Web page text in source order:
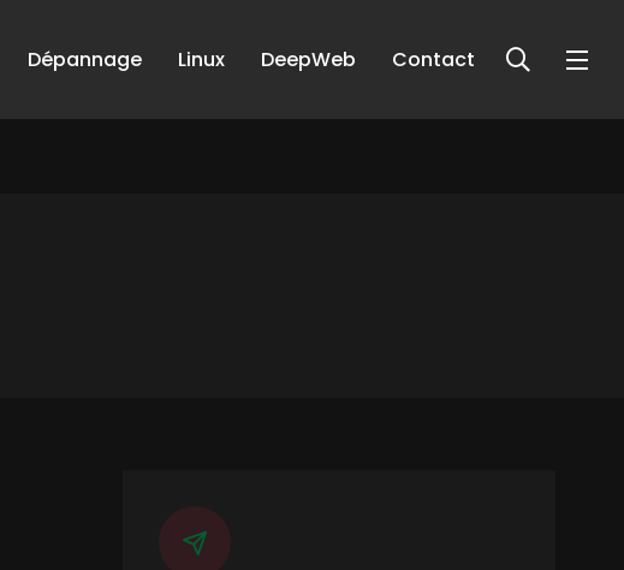
Dépannage Linux DeepWeb Contact